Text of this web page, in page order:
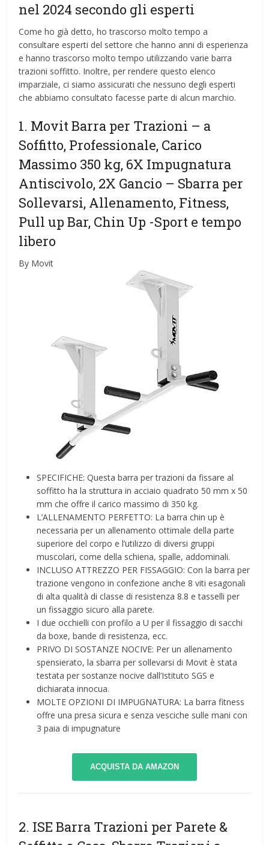
nel 2024 secondo gli esperti
Come ho già detto, ho trascorso molto tempo a
consultare esperti del settore che hanno anni di esperienza
e hanno trascorso molto tempo utilizzando varie barra
trazioni soffitto. Inoltre, per rendere questo elenco
imparziale, ci siamo assicurati che nessuno degli esperti
che abbiamo consultato facesse parte di alcun marchio.
1. Movit Barra per Trazioni – a
Soffitto, Professionale, Carico
Massimo 350 kg, 6X Impugnatura
Antiscivolo, 2X Gancio – Sbarra per
Sollevarsi, Allenamento, Fitness,
Pull up Bar, Chin Up -Sport e tempo
libero
By Movit
SPECIFICHE: Questa barra per trazioni da fissare al
soffitto ha la struttura in acciaio quadrato 50 mm x 50
mm che offre il carico massimo di 350 kg.
L’ALLENAMENTO PERFETTO: La barra chin up è
necessaria per un allenamento ottimale della parte
superiore del corpo e l’utilizzo di diversi gruppi
muscolari, come della schiena, spalle, addominali.
INCLUSO ATTREZZO PER FISSAGGIO: Con la barra per
trazione vengono in confezione anche 8 viti esagonali
di alta qualità di classe di resistenza 8.8 e tasselli per
un fissaggio sicuro alla parete.
I due occhielli con profilo a U per il fissaggio di sacchi
da boxe, bande di resistenza, ecc.
PRIVO DI SOSTANZE NOCIVE: Per un allenamento
spensierato, la sbarra per sollevarsi di Movit è stata
testata per sostanze nocive dall’Istituto SGS e
dichiarata innocua.
MOLTE OPZIONI DI IMPUGNATURA: La barra fitness
offre una presa sicura e senza vesciche sulle mani con
3 paia di impugnature
ACQUISTA DA AMAZON
2. ISE Barra Trazioni per Parete &